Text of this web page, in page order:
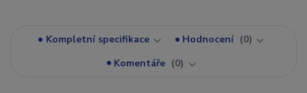
Kompletní specifikace Hodnocení
0
Komentáře
0